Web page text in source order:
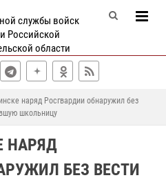
службы войск
Российской
области
наряд Росгвардии обнаружил без
школьницу
НАРЯД
БЕЗ ВЕСТИ